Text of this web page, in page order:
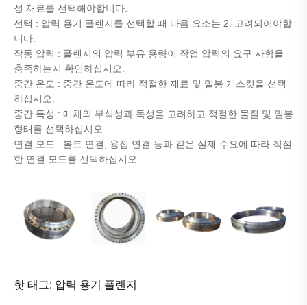
성 재료를 선택해야합니다.
선택 : 압력 용기 플랜지를 선택할 때 다음 요소는 2. 고려되어야합
니다.
작동 압력 : 플랜지의 압력 부유 용량이 작업 압력의 요구 사항을
충족하는지 확인하십시오.
중간 온도 : 중간 온도에 따라 적절한 재료 및 밀봉 개스킷을 선택
하십시오.
중간 특성 : 매체의 부식성과 독성을 고려하고 적절한 물질 및 밀봉
형태를 선택하십시오.
연결 모드 : 볼트 연결, 용접 연결 등과 같은 실제 수요에 따라 적절
한 연결 모드를 선택하십시오.
핫 태그: 압력 용기 플랜지